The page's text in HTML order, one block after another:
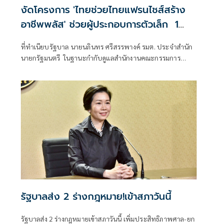
งัดโครงการ 'ไทยช่วยไทยแฟรนไชส์สร้าง
อาชีพพลัส' ช่วยผู้ประกอบการตัวเล็ก 1
หมื่นราย
ที่ทำเนียบรัฐบาล นายนภินทร ศรีสรรพางค์ รมต. ประจำสำนัก
นายกรัฐมนตรี ในฐานะกำกับดูแลสำนักงานคณะกรรมการ
รัฐบาลส่ง 2 ร่างกฎหมาย!เข้าสภาวันนี้
รัฐบาลส่ง 2 ร่างกฎหมายเข้าสภาวันนี้ เพิ่มประสิทธิภาพศาล-ยก